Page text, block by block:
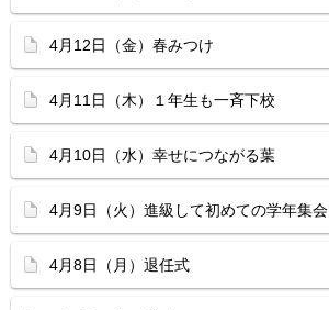
4月12日（金）春みつけ
4月11日（木）１年生も一斉下校
4月10日（水）幸せにつながる葉
4月9日（火）進級して初めての学年集会
4月8日（月）退任式